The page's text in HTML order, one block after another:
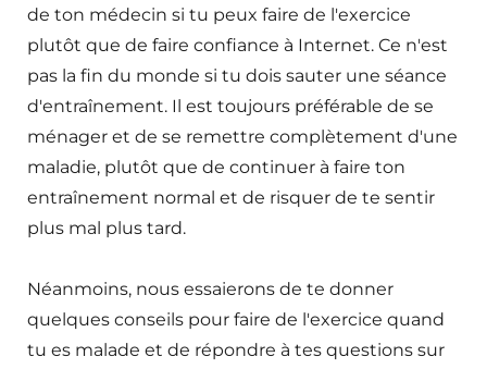
de ton médecin si tu peux faire de l'exercice
plutôt que de faire confiance à Internet. Ce n'est
pas la fin du monde si tu dois sauter une séance
d'entraînement. Il est toujours préférable de se
ménager et de se remettre complètement d'une
maladie, plutôt que de continuer à faire ton
entraînement normal et de risquer de te sentir
plus mal plus tard.
Néanmoins, nous essaierons de te donner
quelques conseils pour faire de l'exercice quand
tu es malade et de répondre à tes questions sur